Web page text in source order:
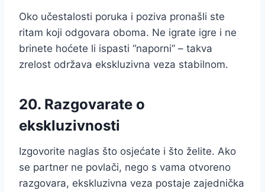
Oko učestalosti poruka i poziva pronašli ste
ritam koji odgovara oboma. Ne igrate igre i ne
brinete hoćete li ispasti “naporni” – takva
zrelost održava ekskluzivna veza stabilnom.
20. Razgovarate o
ekskluzivnosti
Izgovorite naglas što osjećate i što želite. Ako
se partner ne povlači, nego s vama otvoreno
razgovara, ekskluzivna veza postaje zajednička